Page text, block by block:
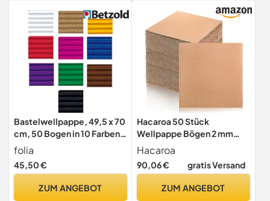
Bastelwellpappe, 49,5 x 70
cm, 50 Bogen in 10 Farben
sort.
folia
45,50 €
ZUM ANGEBOT
Hacaroa 50 Stück
Wellpappe Bögen 2 mm
Dick, 30,5 x 30,5 cm Flache
Pappeinlagen
Quadratische
Mailing, Verpackung,
Hacaroa
90,06 € gratis Versand
ZUM ANGEBOT